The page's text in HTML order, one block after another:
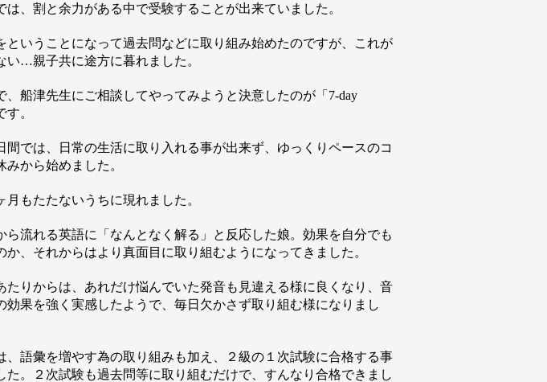
は、割と余力がある中で受験することが出来ていました。
ということになって過去問などに取り組み始めたのですが、これが
い…親子共に途方に暮れました。
、船津先生にご相談してやってみようと決意したのが「7-day
す。
間では、日常の生活に取り入れる事が出来ず、ゆっくりペースのコ
みから始めました。
月もたたないうちに現れました。
ら流れる英語に「なんとなく解る」と反応した娘。効果を自分でも
か、それからはより真面目に取り組むようになってきました。
たりからは、あれだけ悩んでいた発音も見違える様に良くなり、音
効果を強く実感したようで、毎日欠かさず取り組む様になりまし
、語彙を増やす為の取り組みも加え、２級の１次試験に合格する事
た。２次試験も過去問等に取り組むだけで、すんなり合格できまし